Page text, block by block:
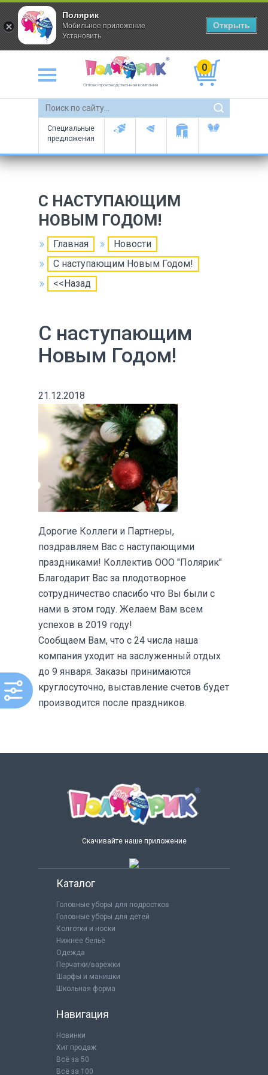
Оптово-производственная компания
0
Специальные
предложения
С НАСТУПАЮЩИМ
НОВЫМ ГОДОМ!
Главная
Новости
С наступающим Новым Годом!
<<Назад
С наступающим
Новым Годом!
21.12.2018
Дорогие Коллеги и Партнеры,
поздравляем Вас с наступающими
праздниками! Коллектив ООО "Полярик"
Благодарит Вас за плодотворное
сотрудничество спасибо что Вы были с
нами в этом году. Желаем Вам всем
успехов в 2019 году!
Сообщаем Вам, что с 24 числа наша
компания уходит на заслуженный отдых
до 9 января. Заказы принимаются
круглосуточно, выставление счетов будет
производится после праздников.
Скачивайте наше приложение
Каталог
Головные уборы для подростков
Головные уборы для детей
Колготки и носки
Нижнее бельё
Одежда
Перчатки/варежки
Шарфы и манишки
Школьная форма
Навигация
Новинки
Хит продаж
Всё за 50
Всё за 100
Полярик
Мобильное приложение
Установить
Открыть